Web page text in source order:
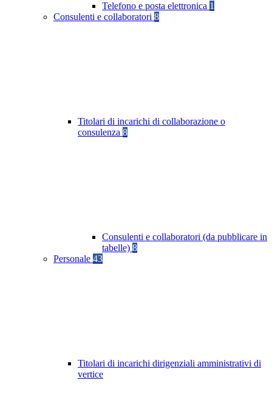
Telefono e posta elettronica 1
Consulenti e collaboratori 8
Titolari di incarichi di collaborazione o
consulenza 8
Consulenti e collaboratori (da pubblicare in
tabelle) 8
Personale 43
Titolari di incarichi dirigenziali amministrativi di
vertice